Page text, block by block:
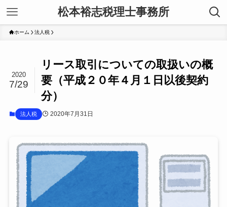
松本裕志税理士事務所
ホーム 法人税
リース取引についての取扱いの概
要（平成２０年４月１日以後契約
分）
2020
7/29
法人税 2020年7月31日